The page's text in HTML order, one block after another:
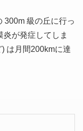
300m 級の丘に行っ
が発症してしま
は月間200kmに達